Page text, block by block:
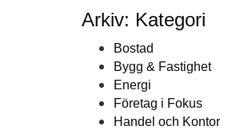
Arkiv: Kategori
Bostad
Bygg & Fastighet
Energi
Företag i Fokus
Handel och Kontor